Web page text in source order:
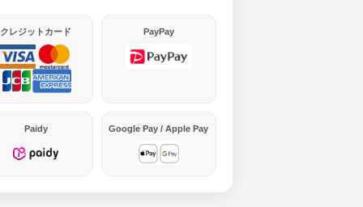
クレジットカード PayPay
Paidy Google Pay / Apple Pay